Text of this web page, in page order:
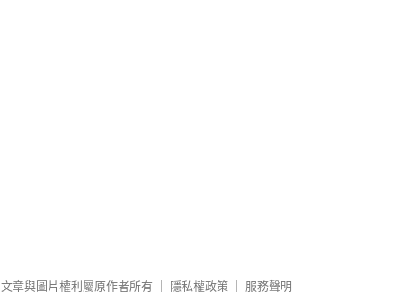
文章與圖片權利屬原作者所有 隱私權政策 服務聲明